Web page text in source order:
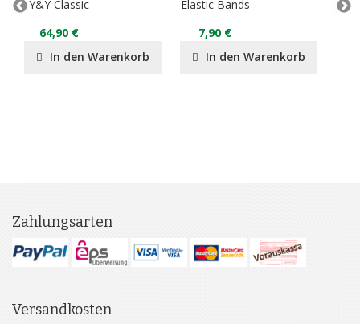
Y&Y Classic
64,90 €
In den Warenkorb
Elastic Bands
7,90 €
In den Warenkorb
Zahlungsarten
Versandkosten